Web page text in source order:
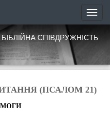
СПІВДРУЖНІСТЬ
(ПСАЛОМ 21)